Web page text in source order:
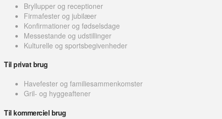
Bryllupper og receptioner
Firmafester og jubilæer
Konfirmationer og fødselsdage
Messestande og udstillinger
Kulturelle og sportsbegivenheder
Til privat brug
Havefester og familiesammenkomster
Gril- og hyggeaftener
Til kommerciel brug